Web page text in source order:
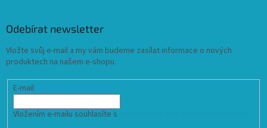
Odebírat newsletter
Vložte svůj e-mail a my vám budeme zasílat informace o nových
produktech na našem e-shopu.
E-mail
Vložením e-mailu souhlasíte s